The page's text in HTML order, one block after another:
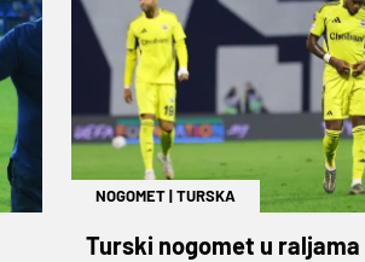
NOGOMET|TURSKA
Turski nogomet u